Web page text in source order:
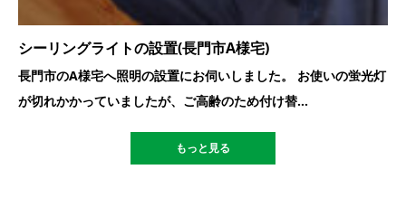
シーリングライトの設置(長門市A様宅)
長門市のA様宅へ照明の設置にお伺いしました。 お使いの蛍光灯
が切れかかっていましたが、ご高齢のため付け替...
もっと見る